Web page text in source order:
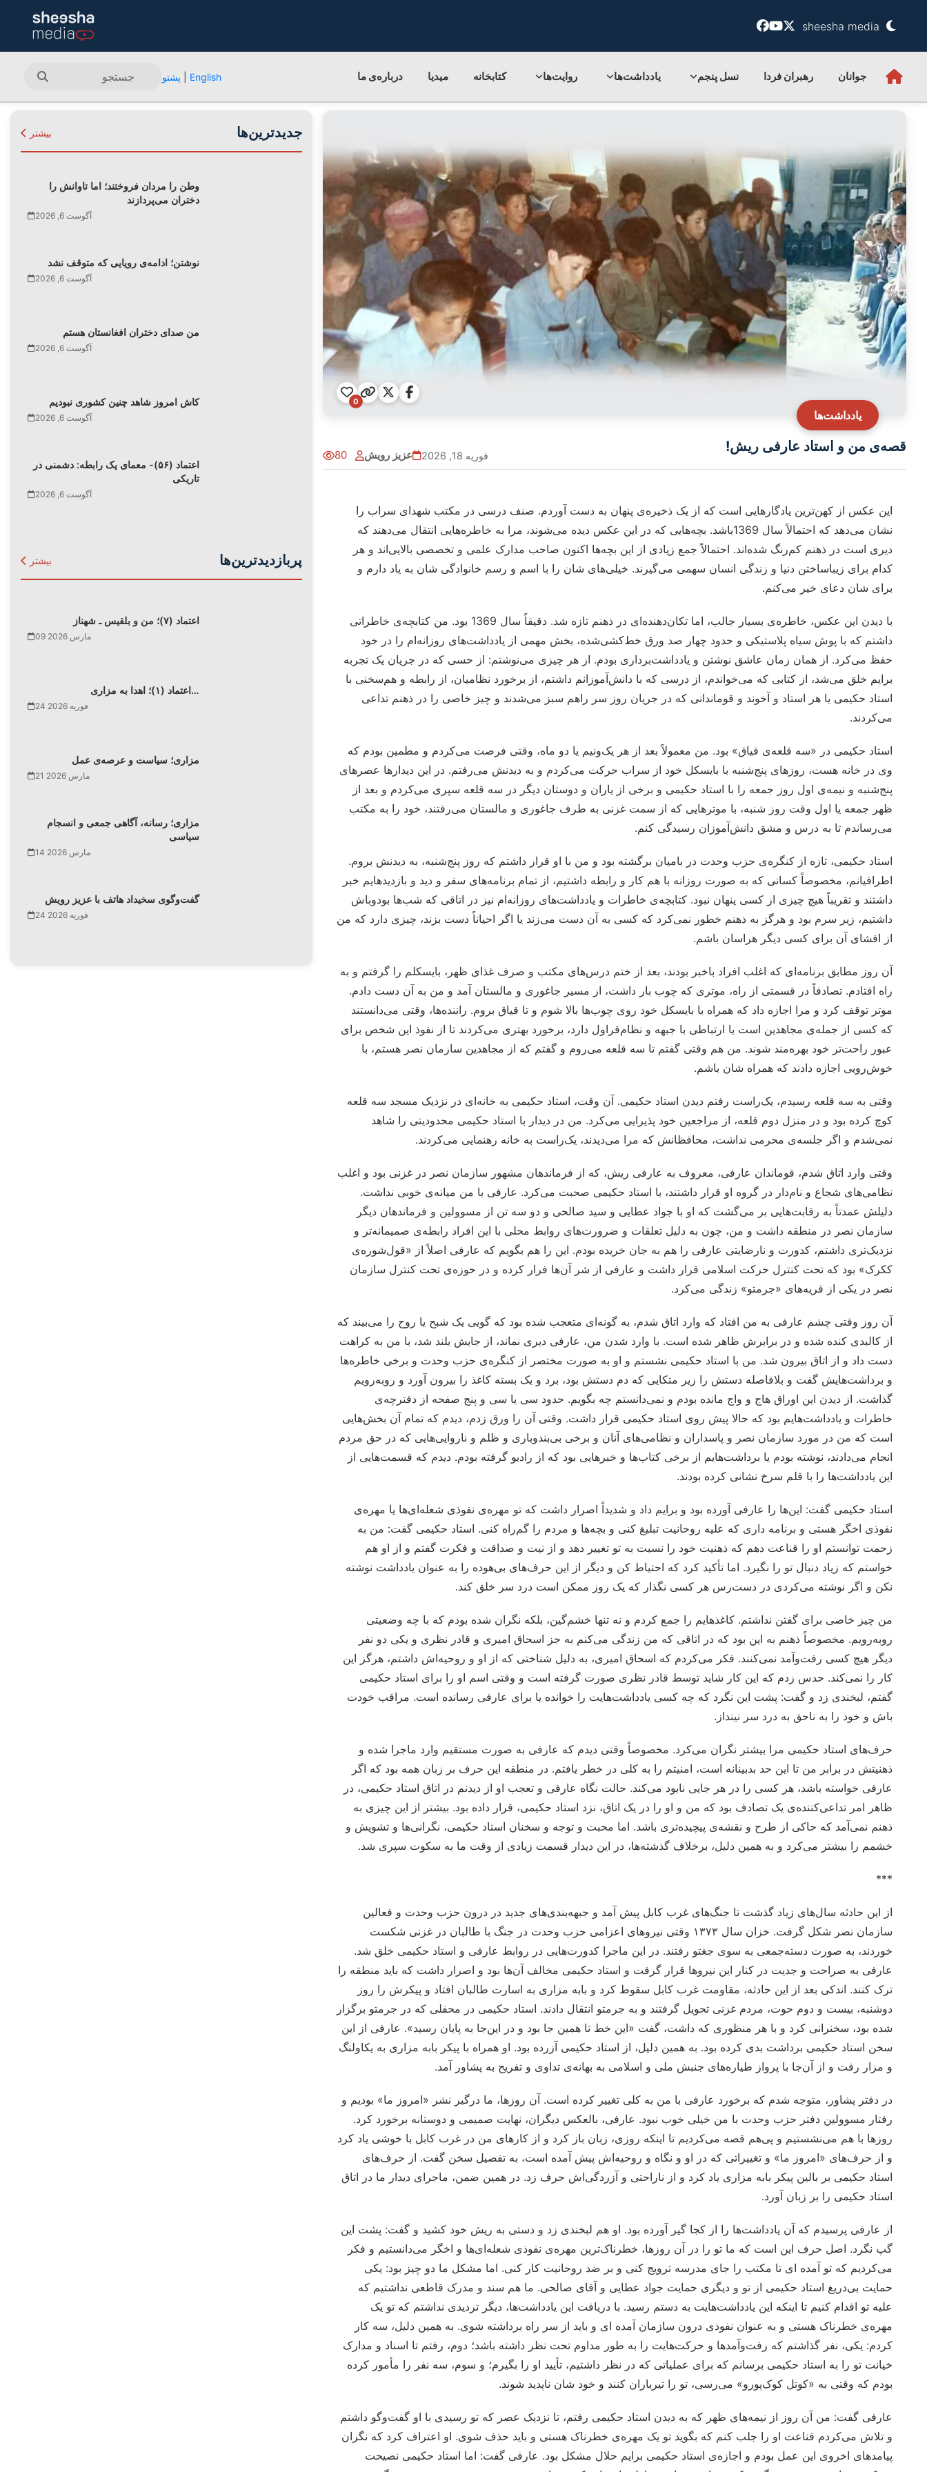
sheesha media
جوانان رهبران فردا نسل پنجم یادداشت‌ها روایت‌ها کتابخانه میدیا درباره‌ی‌ ما English پشتو
یادداشت‌ها
0
قصه‌ی من و استاد عارفی ریش!
80 عزیز رویش فوریه 18, 2026
این عکس از کهن‌ترین یادگارهایی است که از یک ذخیره‌ی پنهان به دست آوردم. صنف درسی در مکتب شهدای سراب را
نشان می‌دهد که احتمالاً سال 1369باشد. بچه‌هایی که در این عکس دیده می‌شوند، مرا به خاطره‌هایی انتقال می‌دهند که
دیری است در ذهنم کم‌رنگ شده‌اند. احتمالاً جمع زیادی از این بچه‌ها اکنون صاحب مدارک علمی و تخصصی بالایی‌اند و هر
کدام برای زیبا‌ساختن دنیا و زندگی انسان سهمی می‌گیرند. خیلی‌های شان را با اسم و رسم خانوادگی شان به یاد دارم و
برای شان دعای خیر می‌کنم.
با دیدن این عکس، خاطره‌ی بسیار جالب، اما تکان‌دهنده‌ای در ذهنم تازه شد. دقیقاً سال 1369 بود. من کتابچه‌ی خاطراتی
داشتم که با پوش سیاه پلاستیکی و حدود چهار صد ورق خط‌کشی‌شده‌، بخش مهمی از یادداشت‌های روزانه‌ام را در خود
حفظ می‌کرد. از همان زمان عاشق نوشتن و یادداشت‌برداری بودم. از هر چیزی می‌نوشتم: از حسی که در جریان یک تجربه
برایم خلق می‌شد، از کتابی که می‌خواندم، از درسی که با دانش‌آموزانم داشتم، از برخورد نظامیان، از رابطه و هم‌سخنی با
استاد حکیمی یا هر استاد و آخوند و قوماندانی که در جریان روز سر راهم سبز می‌شدند و چیز خاصی را در ذهنم تداعی
می‌کردند.
استاد حکیمی در «سه قلعه‌ی قیاق» بود. من معمولاً بعد از هر یک‌ونیم یا دو ماه، وقتی فرصت می‌کردم و مطمین بودم که
وی در خانه هست، روزهای پنج‌شنبه با بایسکل خود از سراب حرکت می‌کردم و به دیدنش می‌رفتم. در این دیدارها عصرهای
پنج‌شنبه و نیمه‌ی اول روز جمعه را با استاد حکیمی و برخی از یاران و دوستان دیگر در سه قلعه سپری می‌کردم و بعد از
ظهر جمعه یا اول وقت روز شنبه، با موترهایی که از سمت غزنی به طرف جاغوری و مالستان می‌رفتند، خود را به مکتب
می‌رساندم تا به درس و مشق دانش‌آموزان رسیدگی کنم.
استاد حکیمی، تازه از کنگره‌ی حزب وحدت در بامیان برگشته بود و من با او قرار داشتم که روز پنج‌شنبه، به دیدنش بروم.
اطرافیانم، مخصوصاً کسانی که به صورت روزانه با هم کار و رابطه داشتیم، از تمام برنامه‌های سفر و دید و بازدیدهایم خبر
داشتند و تقریباً هیچ چیزی از کسی پنهان نبود. کتابچه‌ی خاطرات و یادداشت‌های روزانه‌ام نیز در اتاقی که شب‌ها بودوباش
داشتیم، زیر سرم بود و هرگز به ذهنم خطور نمی‌کرد که کسی به آن دست می‌زند یا اگر احیاناً دست بزند، چیزی دارد که من
از افشای آن برای کسی دیگر هراسان باشم.
آن روز مطابق برنامه‌ای که اغلب افراد باخبر بودند، بعد از ختم درس‌های مکتب و صرف غذای ظهر، بایسکلم را گرفتم و به
راه افتادم. تصادفاً در قسمتی از راه، موتری که چوب بار داشت، از مسیر جاغوری و مالستان آمد و من به آن دست دادم.
موتر توقف کرد و مرا اجازه داد که همراه با بایسکل خود روی چوب‌ها بالا شوم و تا قیاق بروم. راننده‌ها، وقتی می‌دانستند
که کسی از جمله‌ی مجاهدین است یا ارتباطی با جبهه و نظام‌قراول دارد، برخورد بهتری می‌کردند تا از نفوذ این شخص برای
عبور راحت‌تر خود بهره‌مند شوند. من هم وقتی گفتم تا سه قلعه می‌روم و گفتم که از مجاهدین سازمان نصر هستم، با
خوش‌رویی اجازه دادند که همراه شان باشم.
وقتی به سه قلعه رسیدم، یک‌راست رفتم دیدن استاد حکیمی. آن وقت، استاد حکیمی به خانه‌ای در نزدیک مسجد سه قلعه
کوچ کرده بود و در منزل دوم قلعه، از مراجعین خود پذیرایی می‌کرد. من در دیدار با استاد حکیمی محدودیتی را شاهد
نمی‌شدم و اگر جلسه‌ی محرمی نداشت، محافظانش که مرا می‌دیدند، یک‌راست به خانه رهنمایی می‌کردند.
وقتی وارد اتاق شدم، قوماندان عارفی، معروف به عارفی ریش، که از فرماندهان مشهور سازمان نصر در غزنی بود و اغلب
نظامی‌های شجاع و نام‌دار در گروه او قرار داشتند، با استاد حکیمی صحبت می‌کرد. عارفی با من میانه‌ی خوبی نداشت.
دلیلش عمدتاً به رقابت‌هایی بر می‌گشت که او با جواد عطایی و سید صالحی و دو سه تن از مسوولین و فرماندهان دیگر
سازمان نصر در منطقه داشت و من، چون به دلیل تعلقات و ضرورت‌های روابط محلی با این افراد رابطه‌ی صمیمانه‌تر و
نزدیک‌تری داشتم، کدورت و نارضایتی عارفی را هم به جان خریده بودم. این را هم بگویم که عارفی اصلاً از «قول‌شوره‌ی
ککرک» بود که تحت کنترل حرکت اسلامی قرار داشت و عارفی از شر آن‌ها فرار کرده و در حوزه‌ی تحت کنترل سازمان
نصر در یکی از قریه‌های «جرمتو» زندگی می‌کرد.
آن روز وقتی چشم عارفی به من افتاد که وارد اتاق شدم، به گونه‌ای متعجب شده بود که گویی یک شبح یا روح را می‌بیند که
از کالبدی کنده شده و در برابرش ظاهر شده است. با وارد شدن من، عارفی دیری نماند، از جایش بلند شد، با من به کراهت
دست داد و از اتاق بیرون شد. من با استاد حکیمی نشستم و او به صورت مختصر از کنگره‌ی حزب وحدت و برخی خاطره‌ها
و برداشت‌هایش گفت و بلافاصله دستش را زیر متکایی که دم دستش بود، برد و یک بسته کاغذ را بیرون آورد و روبه‌رویم
گذاشت. از دیدن این اوراق هاج و واج مانده بودم و نمی‌دانستم چه بگویم. حدود سی یا سی و پنج صفحه از دفترچه‌ی
خاطرات و یادداشت‌هایم بود که حالا پیش روی استاد حکیمی قرار داشت. وقتی آن را ورق زدم، دیدم که تمام آن بخش‌هایی
است که من در مورد سازمان نصر و پاسداران و نظامی‌های آنان و برخی بی‌بندوباری و ظلم و ناروایی‌هایی که در حق مردم
انجام می‌‌دادند، نوشته بودم یا برداشت‌هایم از برخی کتاب‌ها و خبرهایی بود که از رادیو گرفته بودم. دیدم که قسمت‌هایی از
این یادداشت‌ها را با قلم سرخ نشانی کرده بودند.
استاد حکیمی گفت: این‌ها را عارفی آورده بود و برایم داد و شدیداً اصرار داشت که تو مهره‌ی نفوذی شعله‌ای‌ها یا مهره‌ی
نفوذی اخگر هستی و برنامه داری که علیه روحانیت تبلیغ کنی و بچه‌ها و مردم را گم‌راه کنی. استاد حکیمی گفت: من به
زحمت توانستم او را قناعت دهم که ذهنیت خود را نسبت به تو تغییر دهد و از نیت و صداقت و فکرت گفتم و از او هم
خواستم که زیاد دنبال تو را نگیرد. اما تأکید کرد که احتیاط کن و دیگر از این حرف‌های بی‌هوده را به عنوان یادداشت نوشته
نکن و اگر نوشته می‌کردی در دست‌رس هر کسی نگذار که یک روز ممکن است درد سر خلق کند.
من چیز خاصی برای گفتن نداشتم. کاغذهایم را جمع کردم و نه تنها خشم‌گین، بلکه نگران شده بودم که با چه وضعیتی
روبه‌رویم. مخصوصاً ذهنم به این بود که در اتاقی که من زندگی می‌کنم به جز اسحاق امیری و قادر نظری و یکی دو نفر
دیگر هیچ کسی رفت‌وآمد نمی‌کنند. فکر می‌کردم که اسحاق امیری، به دلیل شناختی که از او و روحیه‌اش داشتم، هرگز این
کار را نمی‌کند. حدس زدم که این کار شاید توسط قادر نظری صورت گرفته است و وقتی اسم او را برای استاد حکیمی
گفتم، لبخندی زد و گفت: پشت این نگرد که چه کسی یادداشت‌هایت را خوانده یا برای عارفی رسانده است. مراقب خودت
باش و خود را به ناحق به درد سر نینداز.
حرف‌های استاد حکیمی مرا بیشتر نگران می‌کرد. مخصوصاً وقتی دیدم که عارفی به صورت مستقیم وارد ماجرا شده و
ذهنیتش در برابر من تا این حد بدبینانه است، امنیتم را به کلی در خطر یافتم. در منطقه این حرف بر زبان همه بود که اگر
عارفی خواسته باشد، هر کسی را در هر جایی نابود می‌کند. حالت نگاه عارفی و تعجب او از دیدنم در اتاق استاد حکیمی، در
ظاهر امر تداعی‌کننده‌ی یک تصادف بود که من و او را در یک اتاق، نزد استاد حکیمی، قرار داده بود. بیشتر از این چیزی به
ذهنم نمی‌آمد که حاکی از طرح و نقشه‌ی پیچیده‌تری باشد. اما محبت و توجه و سخنان استاد حکیمی، نگرانی‌ها و تشویش و
خشمم را بیشتر می‌کرد و به همین دلیل، برخلاف گذشته‌ها، در این دیدار قسمت زیادی از وقت ما به سکوت سپری شد.
***
از این حادثه سال‌های زیاد گذشت تا جنگ‌های غرب کابل پیش آمد و جبهه‌بندی‌های جدید در درون حزب وحدت و فعالین
سازمان نصر شکل گرفت. خزان سال ۱۳۷۳ وقتی نیروهای اعزامی حزب وحدت در جنگ با طالبان در غزنی شکست
خوردند، به صورت دسته‌جمعی به سوی جغتو رفتند. در این ماجرا کدورت‌هایی در روابط عارفی و استاد حکیمی خلق شد.
عارفی به صراحت و جدیت در کنار این نیروها قرار گرفت و استاد حکیمی مخالف آن‌ها بود و اصرار داشت که باید منطقه را
ترک کنند. اندکی بعد از این حادثه، مقاومت غرب کابل سقوط کرد و بابه مزاری به اسارت طالبان افتاد و پیکرش را روز
دوشنبه، بیست و دوم حوت، مردم غزنی تحویل گرفتند و به جرمتو انتقال دادند. استاد حکیمی در محفلی که در جرمتو برگزار
شده بود، سخنرانی کرد و با هر منظوری که داشت، گفت «این خط تا همین جا بود و در این‌جا به پایان رسید». عارفی از این
سخن استاد حکیمی برداشت بدی کرده بود. به همین دلیل، از استاد حکیمی آزرده بود. او همراه با پیکر بابه مزاری به یکاولنگ
و مزار رفت و از آن‌جا با پرواز طیاره‌های جنبش ملی و اسلامی به بهانه‌ی تداوی و تفریح به پشاور آمد.
در دفتر پشاور، متوجه شدم که برخورد عارفی با من به کلی تغییر کرده است. آن روزها، ما درگیر نشر «امروز ما» بودیم و
رفتار مسوولین دفتر حزب وحدت با من خیلی خوب نبود. عارفی، بالعکس دیگران، نهایت صمیمی و دوستانه برخورد کرد.
روزها با هم می‌نشستیم و پی‌هم قصه می‌کردیم تا اینکه روزی، زبان باز کرد و از کارهای من در غرب کابل با خوشی یاد کرد
و از حرف‌های «امروز ما» و تغییراتی که در او و نگاه و روحیه‌اش پیش آمده است، به تفصیل سخن گفت. از حرف‌های
استاد حکیمی بر بالین پیکر بابه مزاری یاد کرد و از ناراحتی و آزردگی‌اش حرف زد. در همین ضمن، ماجرای دیدار ما در اتاق
استاد حکیمی را بر زبان آورد.
از عارفی پرسیدم که آن یادداشت‌ها را از کجا گیر آورده بود. او هم لبخندی زد و دستی به ریش خود کشید و گفت: پشت این
گپ نگرد. اصل حرف این است که ما تو را در آن روزها، خطرناک‌ترین مهره‌ی نفوذی شعله‌ای‌ها و اخگر می‌دانستیم و فکر
می‌کردیم که تو آمده ای تا مکتب را جای مدرسه ترویج کنی و بر ضد روحانیت کار کنی. اما مشکل ما دو چیز بود: یکی
حمایت بی‌دریغ استاد حکیمی از تو و دیگری حمایت جواد عطایی و آقای صالحی. ما هم سند و مدرک قاطعی نداشتیم که
علیه تو اقدام کنیم تا اینکه این یادداشت‌هایت به دستم رسید. با دریافت این یادداشت‌ها، دیگر تردیدی نداشتم که تو یک
مهره‌ی خطرناک هستی و به عنوان نفوذی درون سازمان آمده ای و باید از سر راه برداشته شوی. به همین دلیل، سه کار
کردم: یکی، نفر گذاشتم که رفت‌وآمدها و حرکت‌هایت را به طور مداوم تحت نظر داشته باشد؛ دوم، رفتم تا اسناد و مدارک
خیانت تو را به استاد حکیمی برسانم که برای عملیاتی که در نظر داشتیم، تأیید او را بگیرم؛ و سوم، سه نفر را مأمور کرده
بودم که وقتی به «کوتل کوک‌پورو» می‌رسی، تو را تیرباران کنند و خود شان ناپدید شوند.
عارفی گفت: من آن روز از نیمه‌های ظهر که به دیدن استاد حکیمی رفتم، تا نزدیک عصر که تو رسیدی با او گفت‌وگو داشتم
و تلاش می‌کردم قناعت او را جلب کنم که بگوید تو یک مهره‌ی خطرناک هستی و باید حذف شوی. او اعتراف کرد که نگران
پیامدهای اخروی این عمل بودم و اجازه‌ی استاد حکیمی برایم حلال مشکل بود. عارفی گفت: اما استاد حکیمی نصیحت
جدیدترین‌ها بیشتر
وطن را مردان فروختند؛ اما تاوانش را
دختران می‌پردازند
آگوست 6, 2026
نوشتن؛ ادامه‌ی رویایی که متوقف نشد
آگوست 6, 2026
من صدای دختران افغانستان هستم
آگوست 6, 2026
کاش امروز شاهد چنین کشوری نبودیم
آگوست 6, 2026
اعتماد (۵۶)- معمای یک رابطه: دشمنی در
تاریکی
آگوست 6, 2026
پربازدیدترین‌ها بیشتر
اعتماد (۷)؛ من و بلقیس ـ شهناز
09 مارس 2026
اعتماد (۱)؛ اهدا به مزاری…
24 فوریه 2026
مزاری؛ سیاست و عرصه‌ی عمل
21 مارس 2026
مزاری؛ رسانه، آگاهی جمعی و انسجام
سیاسی
14 مارس 2026
گفت‌وگوی سخیداد هاتف با عزیز رویش
24 فوریه 2026